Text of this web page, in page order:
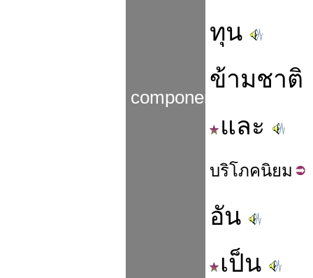
components
ทุน
ข้ามชาติ
และ
บริโภคนิยม
อัน
เป็น